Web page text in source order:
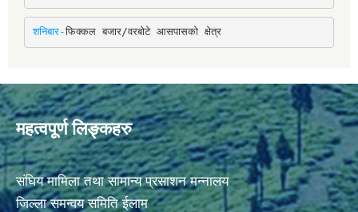
शनिबार-फिक्कल बजार/वरबोटे आसपासको क्षेत्र
महत्वपूर्ण लिङ्कहरु
संघिय मामिला तथा सामान्य प्रसाशन मन्नालय
जिल्ला समन्वय समिति ईलाम